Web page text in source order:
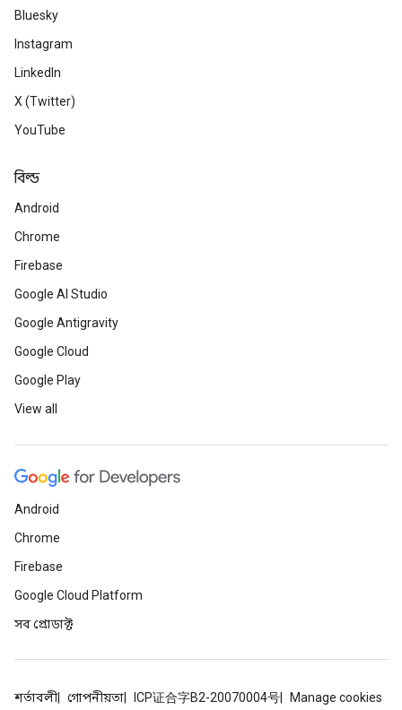
Bluesky
Instagram
LinkedIn
X (Twitter)
YouTube
বিল্ড
Android
Chrome
Firebase
Google AI Studio
Google Antigravity
Google Cloud
Google Play
View all
Android
Chrome
Firebase
Google Cloud Platform
সব প্রোডাক্ট
শর্তাবলী গোপনীয়তা ICP证合字B2-20070004号 Manage cookies